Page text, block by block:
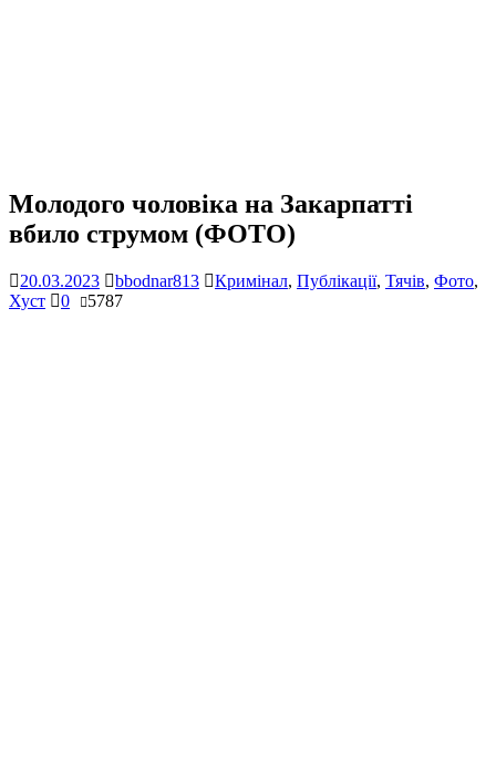
Молодого чоловіка на Закарпатті
вбило струмом (ФОТО)
20.03.2023 bbodnar813 Кримінал, Публікації, Тячів, Фото,
Хуст
0 5787